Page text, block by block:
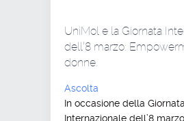
UniMol e la Giornata
dell’8 marzo:
donne.
Ascolta
In occasione della Giornata
Internazionale dell’8